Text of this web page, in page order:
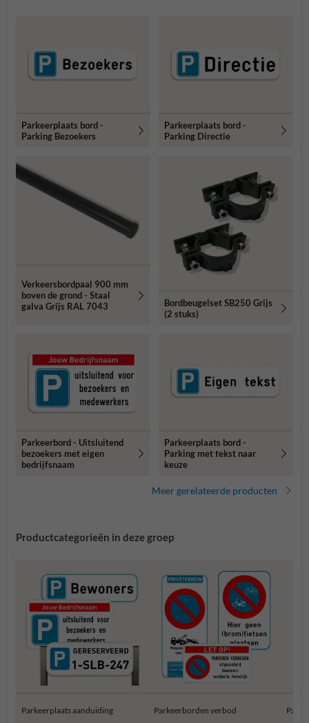
Parkeerplaats bord -
Parking Bezoekers
Parkeerplaats bord -
Parking Directie
Verkeersbordpaal 900 mm
boven de grond - Staal
galva Grijs RAL 7043
Bordbeugelset SB250 Grijs
(2 stuks)
Parkeerbord - Uitsluitend
bezoekers met eigen
bedrijfsnaam
Parkeerplaats bord -
Parking met tekst naar
keuze
Meer gerelateerde producten
Productcategorieën in deze groep
Parkeerplaats aanduiding Parkeerborden verbod